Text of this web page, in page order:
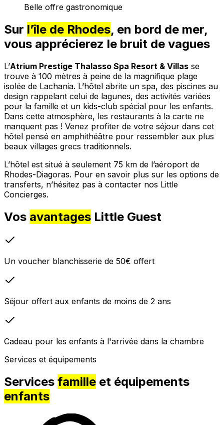
Belle offre gastronomique
Sur l’île de Rhodes, en bord de mer,
vous apprécierez le bruit de vagues
L’Atrium Prestige Thalasso Spa Resort & Villas se
trouve à 100 mètres à peine de la magnifique plage
isolée de Lachania. L’hôtel abrite un spa, des piscines au
design rappelant celui de lagunes, des activités variées
pour la famille et un kids-club spécial pour les enfants.
Dans cette atmosphère, les restaurants à la carte ne
manquent pas ! Venez profiter de votre séjour dans cet
hôtel pensé en amphithéâtre pour ressembler aux plus
beaux villages grecs traditionnels.
L’hôtel est situé à seulement 75 km de l’aéroport de
Rhodes-Diagoras. Pour en savoir plus sur les options de
transferts, n’hésitez pas à contacter nos Little
Concierges.
Vos avantages Little Guest
Un voucher blanchisserie de 50€ offert
Séjour offert aux enfants de moins de 2 ans
Cadeau pour les enfants à l'arrivée dans la chambre
Services et équipements
Services famille et équipements
enfants